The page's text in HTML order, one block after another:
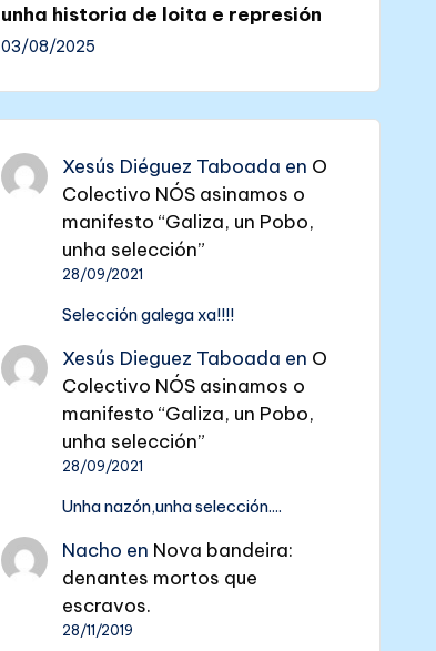
unha historia de loita e represión
03/08/2025
Xesús Diéguez Taboada en O
Colectivo NÓS asinamos o
manifesto “Galiza, un Pobo,
unha selección”
28/09/2021
Selección galega xa!!!!
Xesús Dieguez Taboada en O
Colectivo NÓS asinamos o
manifesto “Galiza, un Pobo,
unha selección”
28/09/2021
Unha nazón,unha selección....
Nacho en Nova bandeira:
denantes mortos que
escravos.
28/11/2019